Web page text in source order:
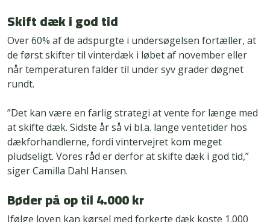
Skift dæk i god tid
Over 60% af de adspurgte i undersøgelsen fortæller, at
de først skifter til vinterdæk i løbet af november eller
når temperaturen falder til under syv grader døgnet
rundt.
”Det kan være en farlig strategi at vente for længe med
at skifte dæk. Sidste år så vi bl.a. lange ventetider hos
dækforhandlerne, fordi vintervejret kom meget
pludseligt. Vores råd er derfor at skifte dæk i god tid,”
siger Camilla Dahl Hansen.
Bøder på op til 4.000 kr
Ifølge loven kan kørsel med forkerte dæk koste 1.000